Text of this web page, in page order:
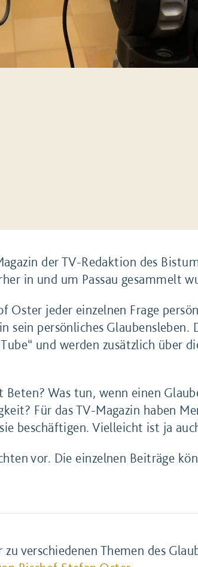
der TV-Redaktion des
in und um Passau gesammelt
Oster jeder einzelnen Frage
sein persönliches Glaubensleben.
und werden zusätzlich über
Was tun, wenn einen
Für das TV-Magazin haben
beschäftigen. Vielleicht ist ja
vor. Die einzelnen Beiträge
verschiedenen Themen des